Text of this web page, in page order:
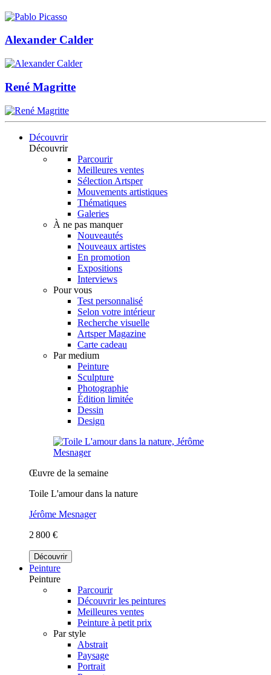
Alexander Calder
René Magritte
Découvrir
Découvrir
Parcourir
Meilleures ventes
Sélection Artsper
Mouvements artistiques
Thématiques
Galeries
À ne pas manquer
Nouveautés
Nouveaux artistes
En promotion
Expositions
Interviews
Pour vous
Test personnalisé
Selon votre intérieur
Recherche visuelle
Artsper Magazine
Carte cadeau
Par medium
Peinture
Sculpture
Photographie
Édition limitée
Dessin
Design
Œuvre de la semaine
Toile L'amour dans la nature
Jérôme Mesnager
2 800 €
Découvrir
Peinture
Peinture
Parcourir
Découvrir les peintures
Meilleures ventes
Peinture à petit prix
Par style
Abstrait
Paysage
Portrait